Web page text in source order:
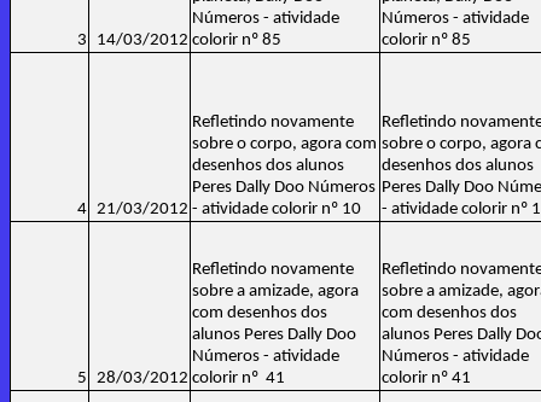
3 14/03/2012
Números - atividade
colorir nº 85
Números - atividade
colorir nº 85
4 21/03/2012
Refletindo novamente
sobre o corpo, agora com
desenhos dos alunos
Peres Dally Doo Números
- atividade colorir nº 10
Refletindo
sobre o corpo, agora
desenhos dos alunos
Peres Dally Doo
- atividade colorir nº
5 28/03/2012
Refletindo novamente
sobre a amizade, agora
com desenhos dos
alunos Peres Dally Doo
Números - atividade
colorir nº 41
Refletindo
sobre a amizade,
com desenhos dos
alunos Peres Dally
Números - atividade
colorir nº 41